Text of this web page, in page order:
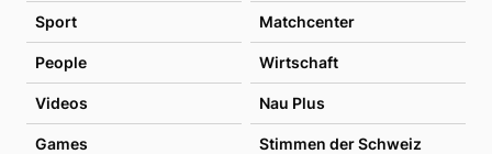
Sport Matchcenter
People Wirtschaft
Videos Nau Plus
Games Stimmen der Schweiz